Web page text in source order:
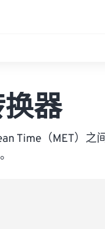
器
Time（MET）之